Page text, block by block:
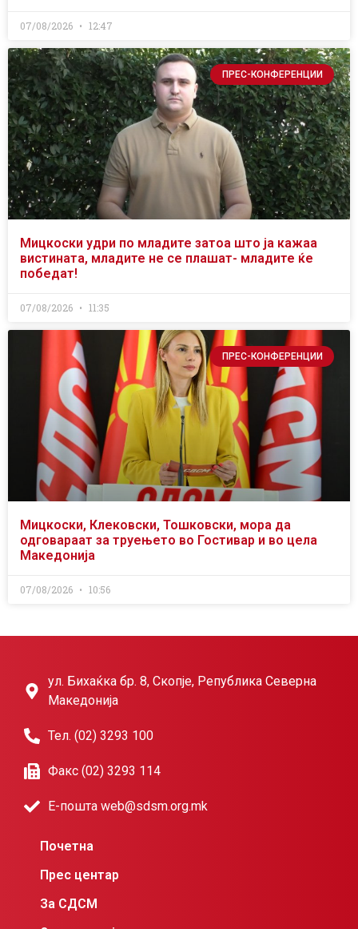
07/08/2026 12:47
ПРЕС-КОНФЕРЕНЦИИ
Мицкоски удри по младите затоа што ја кажаа
вистината, младите не се плашат- младите ќе
победат!
07/08/2026 11:35
ПРЕС-КОНФЕРЕНЦИИ
Мицкоски, Клековски, Тошковски, мора да
одговараат за труењето во Гостивар и во цела
Македонија
07/08/2026 10:56
ул. Бихаќка бр. 8, Скопје, Република Северна
Македонија
Тел. (02) 3293 100
Факс (02) 3293 114
Е-пошта web@sdsm.org.mk
Почетна
Прес центар
За СДСМ